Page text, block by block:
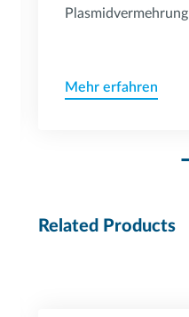
Plasmidvermehrung
Mehr erfahren
Related Products